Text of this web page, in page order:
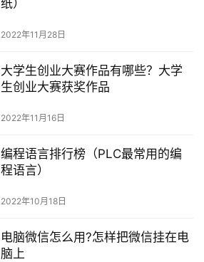
纸）
2022年11月28日
大学生创业大赛作品有哪些？大学
生创业大赛获奖作品
2022年11月16日
编程语言排行榜（PLC最常用的编
程语言）
2022年10月18日
电脑微信怎么用?怎样把微信挂在电
脑上